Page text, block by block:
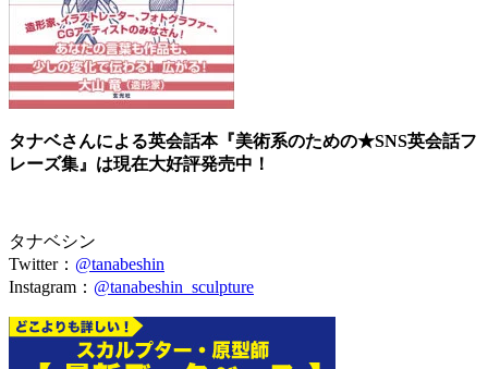
タナベさんによる英会話本『美術系のための★SNS英会話フ
レーズ集』は現在大好評発売中！
タナベシン
Twitter： @tanabeshin
Instagram： @tanabeshin_sculpture